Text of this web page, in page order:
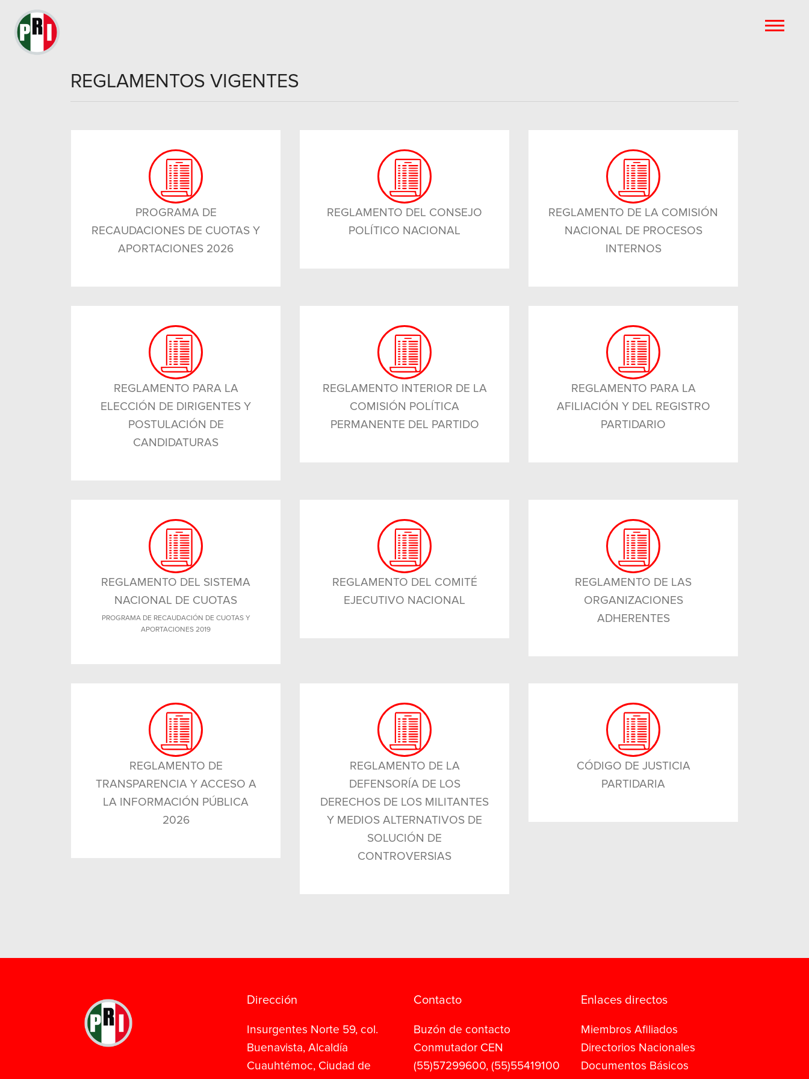
REGLAMENTOS VIGENTES
PROGRAMA DE
RECAUDACIONES DE CUOTAS Y
APORTACIONES 2026
REGLAMENTO DEL CONSEJO
POLÍTICO NACIONAL
REGLAMENTO DE LA COMISIÓN
NACIONAL DE PROCESOS
INTERNOS
REGLAMENTO PARA LA
ELECCIÓN DE DIRIGENTES Y
POSTULACIÓN DE
CANDIDATURAS
REGLAMENTO INTERIOR DE LA
COMISIÓN POLÍTICA
PERMANENTE DEL PARTIDO
REGLAMENTO PARA LA
AFILIACIÓN Y DEL REGISTRO
PARTIDARIO
REGLAMENTO DEL SISTEMA
NACIONAL DE CUOTAS
PROGRAMA DE RECAUDACIÓN DE CUOTAS Y
APORTACIONES 2019
REGLAMENTO DEL COMITÉ
EJECUTIVO NACIONAL
REGLAMENTO DE LAS
ORGANIZACIONES
ADHERENTES
REGLAMENTO DE
TRANSPARENCIA Y ACCESO A
LA INFORMACIÓN PÚBLICA
2026
REGLAMENTO DE LA
DEFENSORÍA DE LOS
DERECHOS DE LOS MILITANTES
Y MEDIOS ALTERNATIVOS DE
SOLUCIÓN DE
CONTROVERSIAS
CÓDIGO DE JUSTICIA
PARTIDARIA
Dirección
Insurgentes Norte 59, col.
Buenavista, Alcaldía
Cuauhtémoc, Ciudad de
Contacto
Buzón de contacto
Conmutador CEN
(55)57299600, (55)55419100
Enlaces directos
Miembros Afiliados
Directorios Nacionales
Documentos Básicos